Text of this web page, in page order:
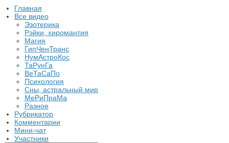
Главная
Все видео
Эзотерика
Рэйки, хиромантия
Магия
ГипЧенТранс
НумАстроКос
ТаРунГа
ВеТаСаПо
Психология
Cны, астральный мир
МеРиПраМа
Разное
Рубрикатор
Комментарии
Мини-чат
Участники